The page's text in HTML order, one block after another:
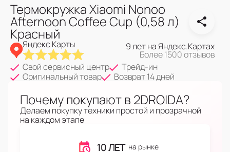
Термокружка Xiaomi Nonoo
Afternoon Coffee Cup (0,58 л)
Красный
Яндекс Карты 9 лет на Яндекс.Картах
Более 1500 отзывов
Свой сервисный центр
Трейд-ин
Оригинальный товар
Возврат 14 дней
Почему покупают в 2DROIDA?
Делаем покупку техники простой и прозрачной
на каждом этапе
10 ЛЕТ на рынке